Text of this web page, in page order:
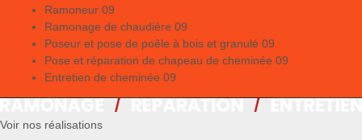
Ramoneur 09
Ramonage de chaudière 09
Poseur et pose de poêle à bois et granulé 09
Pose et réparation de chapeau de cheminée 09
Entretien de cheminée 09
Voir nos réalisations